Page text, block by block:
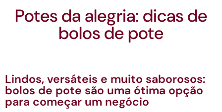
Potes da alegria: dicas de
bolos de pote
Lindos, versáteis e muito saborosos:
bolos de pote são uma ótima opção
para começar um negócio